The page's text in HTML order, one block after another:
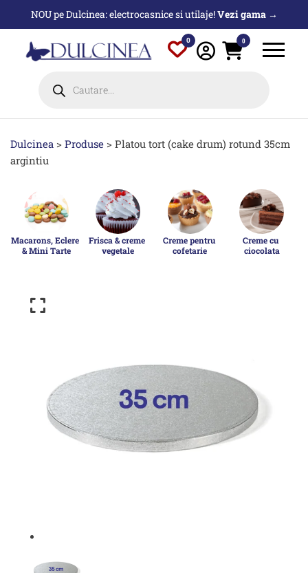
conținut
NOU pe Dulcinea: electrocasnice si utilaje!Vezi gama →
0 0
search
Dulcinea > Produse > Platou tort (cake drum) rotund 35cm
argintiu
Macarons, Eclere
& Mini Tarte
Frisca & creme
vegetale
Creme pentru
cofetarie
Creme cu
ciocolata